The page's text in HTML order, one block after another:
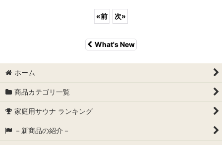
«前 次»
What's New
ホーム
商品カテゴリ一覧
家庭用サウナ ランキング
－新商品の紹介－